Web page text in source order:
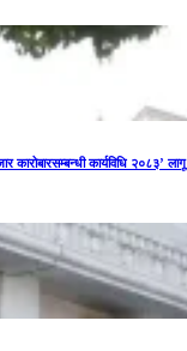
कारोबारसम्बन्धी कार्यविधि २०८३’ लागू